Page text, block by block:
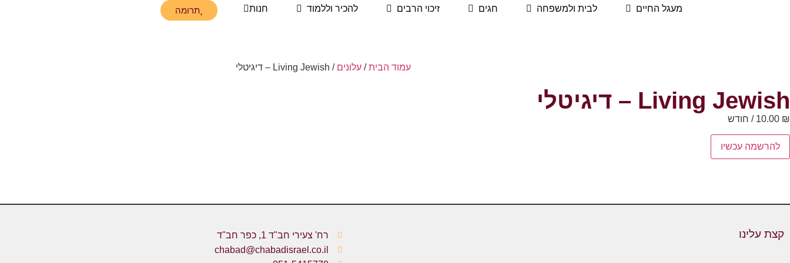
מעגל החיים לבית ולמשפחה חגים זיכוי הרבים להכיר וללמוד חנות תרומה
עמוד הבית/עלונים / Living Jewish​ – דיגיטלי
Living Jewish​ – דיגיטלי
10.00 ₪ / חודש
להרשמה עכשיו
קצת עלינו
רח' צעירי חב"ד 1, כפר חב"ד
chabad@chabadisrael.co.il